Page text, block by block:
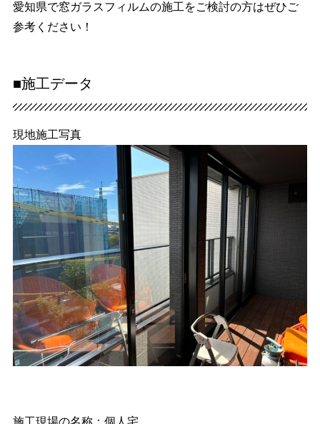
愛知県で窓ガラスフィルムの施工をご検討の方はぜひご
参考ください！
■施工データ
現地施工写真
施工現場の名称：個人宅